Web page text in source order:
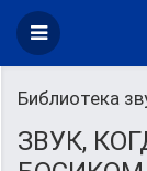
Библиотека
ЗВУК,